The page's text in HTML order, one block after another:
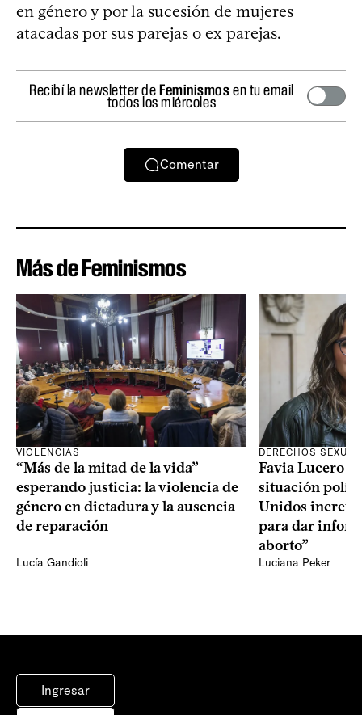
en género y por la sucesión de mujeres
atacadas por sus parejas o ex parejas.
Recibí la newsletter deFeminismosen tu email
todos los miércoles
Comentar
Más de Feminismos
VIOLENCIAS
“Más de la mitad de la vida”
esperando justicia: la violencia de
género en dictadura y la ausencia
de reparación
Lucía Gandioli
DERECHOS
Favia Lucero
situación
Unidos
para dar
aborto”
Luciana Peker
Ingresar